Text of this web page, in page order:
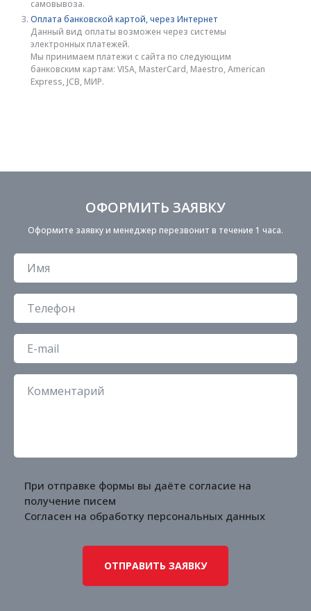
самовывоза.
Оплата банковской картой, через Интернет
Данный вид оплаты возможен через системы
электронных платежей.
Мы принимаем платежи с сайта по следующим
банковским картам: VISA, MasterCard, Maestro, American
Express, JCB, МИР.
ОФОРМИТЬ ЗАЯВКУ
Оформите заявку и менеджер перезвонит в течение 1 часа.
При отправке формы вы даёте согласие на
получение писем
Согласен на обработку персональных данных